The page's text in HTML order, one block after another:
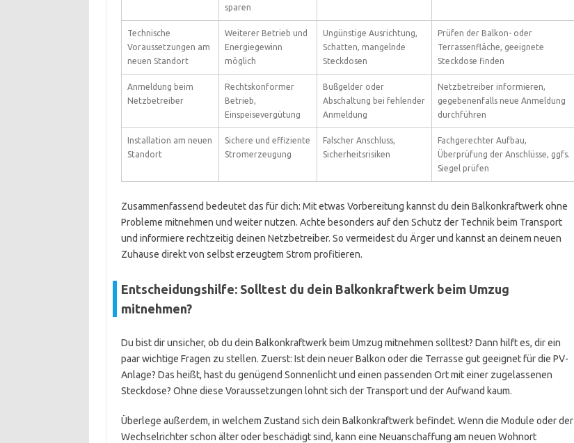
sparen
Technische
Voraussetzungen am
neuen Standort
Weiterer Betrieb und
Energiegewinn
möglich
Ungünstige Ausrichtung,
Schatten, mangelnde
Steckdosen
Prüfen der Balkon- oder
Terrassenfläche, geeignete
Steckdose finden
Anmeldung beim
Netzbetreiber
Rechtskonformer
Betrieb,
Einspeisevergütung
Bußgelder oder
Abschaltung bei fehlender
Anmeldung
Netzbetreiber informieren,
gegebenenfalls neue Anmeldung
durchführen
Installation am neuen
Standort
Sichere und effiziente
Stromerzeugung
Falscher Anschluss,
Sicherheitsrisiken
Fachgerechter Aufbau,
Überprüfung der Anschlüsse, ggfs.
Siegel prüfen
Zusammenfassend bedeutet das für dich: Mit etwas Vorbereitung kannst du dein Balkonkraftwerk ohne
Probleme mitnehmen und weiter nutzen. Achte besonders auf den Schutz der Technik beim Transport
und informiere rechtzeitig deinen Netzbetreiber. So vermeidest du Ärger und kannst an deinem neuen
Zuhause direkt von selbst erzeugtem Strom profitieren.
Entscheidungshilfe: Solltest du dein Balkonkraftwerk beim Umzug
mitnehmen?
Du bist dir unsicher, ob du dein Balkonkraftwerk beim Umzug mitnehmen solltest? Dann hilft es, dir ein
paar wichtige Fragen zu stellen. Zuerst: Ist dein neuer Balkon oder die Terrasse gut geeignet für die PV-
Anlage? Das heißt, hast du genügend Sonnenlicht und einen passenden Ort mit einer zugelassenen
Steckdose? Ohne diese Voraussetzungen lohnt sich der Transport und der Aufwand kaum.
Überlege außerdem, in welchem Zustand sich dein Balkonkraftwerk befindet. Wenn die Module oder der
Wechselrichter schon älter oder beschädigt sind, kann eine Neuanschaffung am neuen Wohnort